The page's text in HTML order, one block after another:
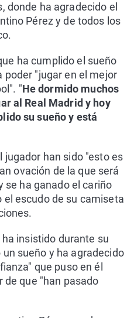
donde ha agradecido el
Pérez y de todos los
ha cumplido el sueño
poder "jugar en el mejor
"He dormido muchos
al Real Madrid y hoy
su sueño y está
jugador han sido "esto es
ovación de la que será
se ha ganado el cariño
escudo de su camiseta
insistido durante su
sueño y ha agradecido
que puso en él
de que "han pasado